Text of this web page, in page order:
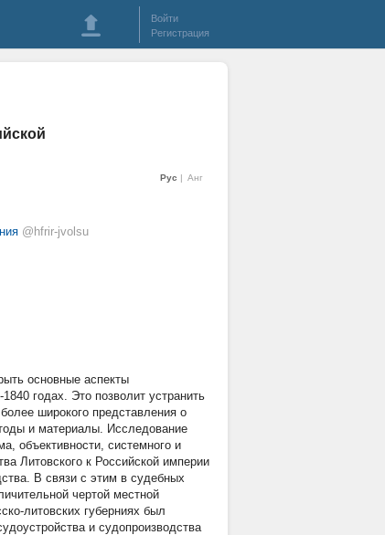
Войти
Регистрация
Рус Анг
@hfrir-jvolsu
основные аспекты
годах. Это позволит устранить
широкого представления о
и материалы. Исследование
объективности, системного и
Литовского к Российской империи
В связи с этим в судебных
чертой местной
литовских губерниях был
и судопроизводства